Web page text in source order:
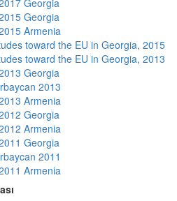
Georgia
Georgia
Armenia
toward the EU in Georgia, 2015
toward the EU in Georgia, 2013
Georgia
2013
Armenia
Georgia
Armenia
Georgia
2011
Armenia